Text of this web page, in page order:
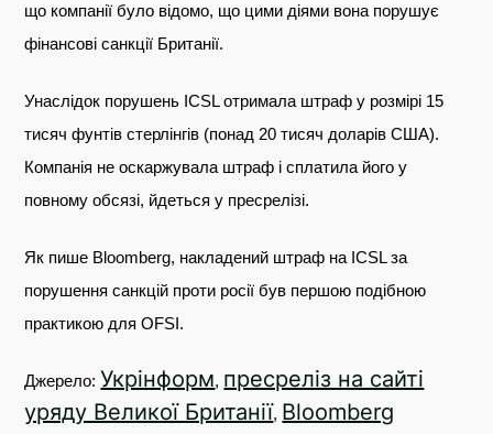
що компанії було відомо, що цими діями вона порушує
фінансові санкції Британії.
Унаслідок порушень ICSL отримала штраф у розмірі 15
тисяч фунтів стерлінгів (понад 20 тисяч доларів США).
Компанія не оскаржувала штраф і сплатила його у
повному обсязі, йдеться у пресрелізі.
Як пише Bloomberg, накладений штраф на ICSL за
порушення санкцій проти росії був першою подібною
практикою для OFSI.
Джерело: Укрінформ, пресреліз на сайті
уряду Великої Британії, Bloomberg